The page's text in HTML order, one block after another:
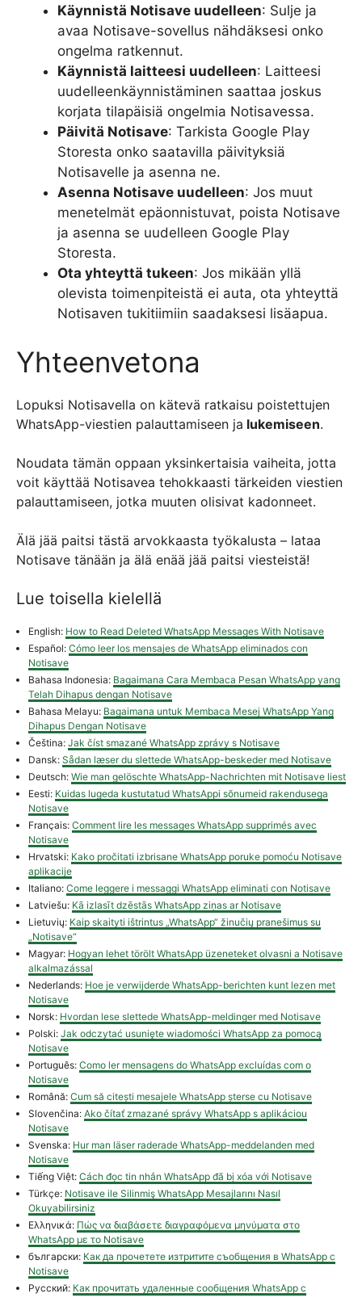
Käynnistä Notisave uudelleen: Sulje ja
avaa Notisave-sovellus nähdäksesi onko
ongelma ratkennut.
Käynnistä laitteesi uudelleen: Laitteesi
uudelleenkäynnistäminen saattaa joskus
korjata tilapäisiä ongelmia Notisavessa.
Päivitä Notisave: Tarkista Google Play
Storesta onko saatavilla päivityksiä
Notisavelle ja asenna ne.
Asenna Notisave uudelleen: Jos muut
menetelmät epäonnistuvat, poista Notisave
ja asenna se uudelleen Google Play
Storesta.
Ota yhteyttä tukeen: Jos mikään yllä
olevista toimenpiteistä ei auta, ota yhteyttä
Notisaven tukitiimiin saadaksesi lisäapua.
Yhteenvetona
Lopuksi Notisavella on kätevä ratkaisu poistettujen
WhatsApp-viestien palauttamiseen ja lukemiseen.
Noudata tämän oppaan yksinkertaisia vaiheita, jotta
voit käyttää Notisavea tehokkaasti tärkeiden viestien
palauttamiseen, jotka muuten olisivat kadonneet.
Älä jää paitsi tästä arvokkaasta työkalusta – lataa
Notisave tänään ja älä enää jää paitsi viesteistä!
Lue toisella kielellä
English: How to Read Deleted WhatsApp Messages With Notisave
Español: Cómo leer los mensajes de WhatsApp eliminados con
Notisave
Bahasa Indonesia: Bagaimana Cara Membaca Pesan WhatsApp yang
Telah Dihapus dengan Notisave
Bahasa Melayu: Bagaimana untuk Membaca Mesej WhatsApp Yang
Dihapus Dengan Notisave
Čeština: Jak číst smazané WhatsApp zprávy s Notisave
Dansk: Sådan læser du slettede WhatsApp-beskeder med Notisave
Deutsch: Wie man gelöschte WhatsApp-Nachrichten mit Notisave liest
Eesti: Kuidas lugeda kustutatud WhatsAppi sõnumeid rakendusega
Notisave
Français: Comment lire les messages WhatsApp supprimés avec
Notisave
Hrvatski: Kako pročitati izbrisane WhatsApp poruke pomoću Notisave
aplikacije
Italiano: Come leggere i messaggi WhatsApp eliminati con Notisave
Latviešu: Kā izlasīt dzēstās WhatsApp ziņas ar Notisave
Lietuvių: Kaip skaityti ištrintus „WhatsApp“ žinučių pranešimus su
„Notisave“
Magyar: Hogyan lehet törölt WhatsApp üzeneteket olvasni a Notisave
alkalmazással
Nederlands: Hoe je verwijderde WhatsApp-berichten kunt lezen met
Notisave
Norsk: Hvordan lese slettede WhatsApp-meldinger med Notisave
Polski: Jak odczytać usunięte wiadomości WhatsApp za pomocą
Notisave
Português: Como ler mensagens do WhatsApp excluídas com o
Notisave
Română: Cum să citești mesajele WhatsApp șterse cu Notisave
Slovenčina: Ako čítať zmazané správy WhatsApp s aplikáciou
Notisave
Svenska: Hur man läser raderade WhatsApp-meddelanden med
Notisave
Tiếng Việt: Cách đọc tin nhắn WhatsApp đã bị xóa với Notisave
Türkçe: Notisave ile Silinmiş WhatsApp Mesajlarını Nasıl
Okuyabilirsiniz
Ελληνικά: Πώς να διαβάσετε διαγραφόμενα μηνύματα στο
WhatsApp με το Notisave
български: Как да прочетете изтритите съобщения в WhatsApp с
Notisave
Русский: Как прочитать удаленные сообщения WhatsApp с